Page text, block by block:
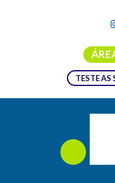
TESTE AS